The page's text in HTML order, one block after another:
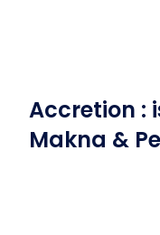
Accretion :
Makna &